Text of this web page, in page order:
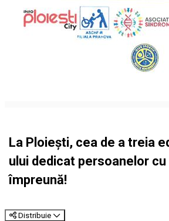
La Ploiești, cea de a treia
ului dedicat persoanelor
împreună!
Distribuie